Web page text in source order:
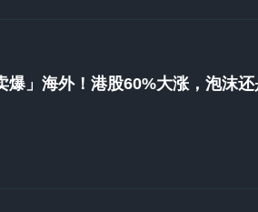
爆」海外！港股60%大涨，泡沫还